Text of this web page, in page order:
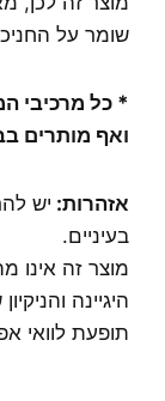
שומר על
* כל מרכיבי
ואף מותרים
אזהרות: יש
בעיניים.
מוצר זה אינו
היגיינה
תופעת לוואי